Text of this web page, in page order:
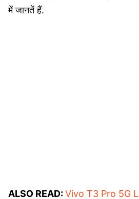
में जानतें हैं.
ALSO READ:Vivo T3 Pro 5G